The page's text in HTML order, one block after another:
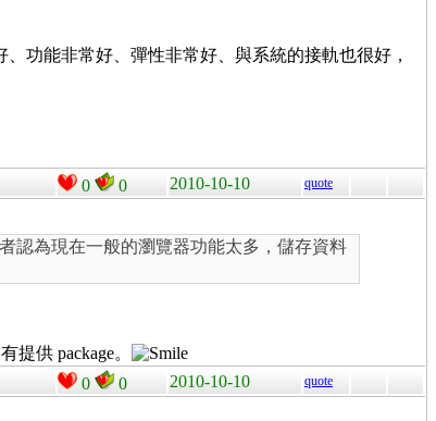
功能非常好、彈性非常好、與系統的接軌也很好，
0 0 2010-10-10 quote
認為現在一般的瀏覽器功能太多，儲存資料
提供 package。
0 0 2010-10-10 quote